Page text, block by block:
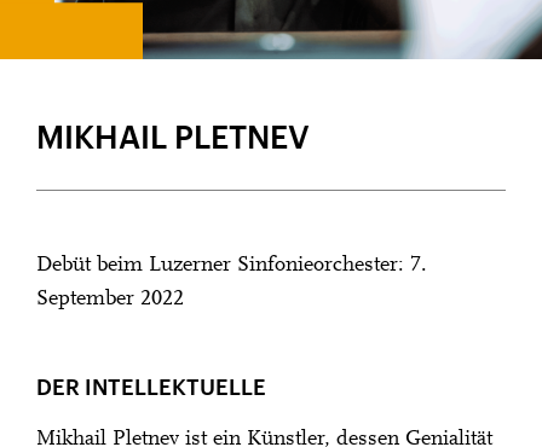
MIKHAIL PLETNEV
Debüt beim Luzerner Sinfonieorchester: 7.
September 2022
DER INTELLEKTUELLE
Mikhail Pletnev ist ein Künstler, dessen Genialität